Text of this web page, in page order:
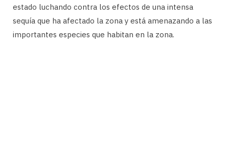
estado luchando contra los efectos de una intensa
sequía que ha afectado la zona y está amenazando a las
importantes especies que habitan en la zona.